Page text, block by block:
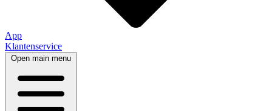
App
Klantenservice
Open main menu